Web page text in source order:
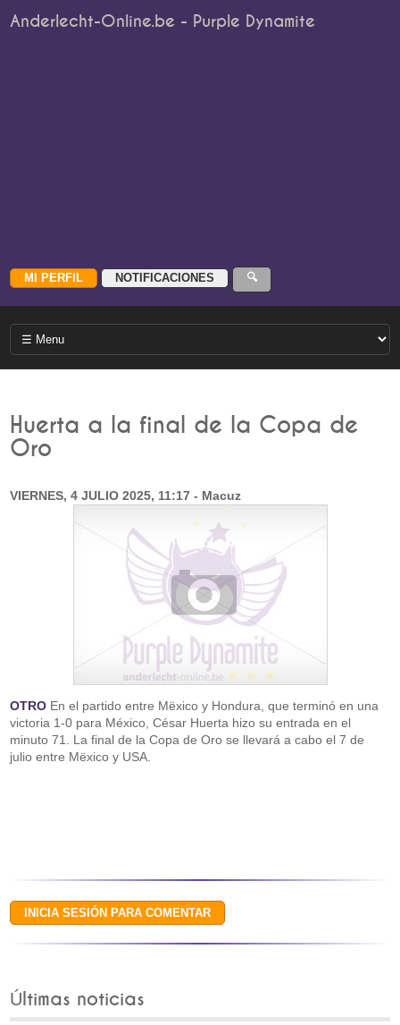
Anderlecht-Online.be - Purple Dynamite
Huerta a la final de la Copa de
Oro
VIERNES, 4 JULIO 2025, 11:17 - Macuz
OTRO En el partido entre Mëxico y Hondura, que terminó en una
victoria 1-0 para México, César Huerta hizo su entrada en el
minuto 71. La final de la Copa de Oro se llevará a cabo el 7 de
julio entre Mëxico y USA.
Últimas noticias